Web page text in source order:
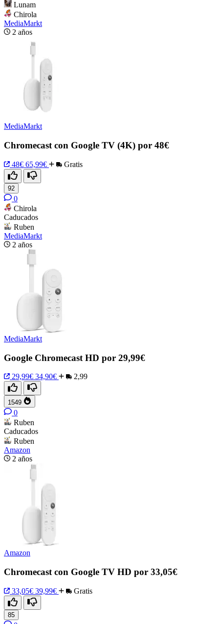
Lunam
Chirola
MediaMarkt
2 años
MediaMarkt
Chromecast con Google TV (4K) por 48€
48€ 65,99€ Gratis
92
0
Chirola
Caducados
Ruben
MediaMarkt
2 años
MediaMarkt
Google Chromecast HD por 29,99€
29,99€ 34,90€ 2,99
1549
0
Ruben
Caducados
Ruben
Amazon
2 años
Amazon
Chromecast con Google TV HD por 33,05€
33,05€ 39,99€ Gratis
85